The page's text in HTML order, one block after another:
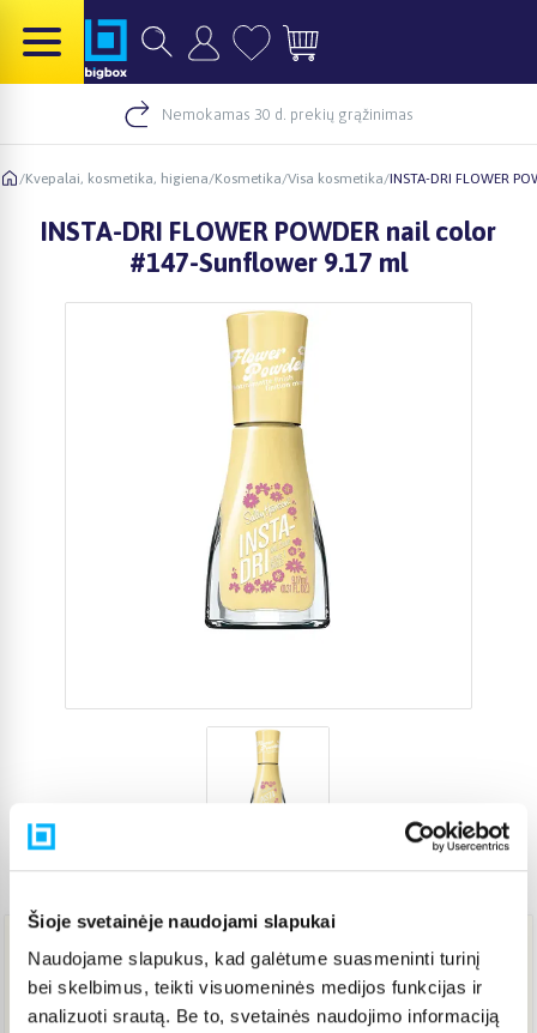
Šioje svetainėje naudojami slapukai
Naudojame slapukus, kad galėtume suasmeninti turinį
bei skelbimus, teikti visuomeninės medijos funkcijas ir
analizuoti srautą. Be to, svetainės naudojimo informaciją
Nemokamas 30 d. prekių grąžinimas
/Kvepalai, kosmetika, higiena/Kosmetika/Visa kosmetika/INSTA-DRI FLOWER
INSTA-DRI FLOWER POWDER nail color
#147-Sunflower 9.17 ml
6,84 €